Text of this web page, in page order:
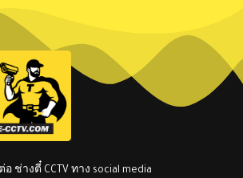
ช่างตี๋ CCTV ทาง social media